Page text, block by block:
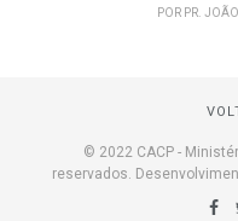
POR PR.
© 2022 CACP -
reservados.